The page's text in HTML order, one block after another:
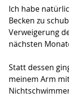
Ich habe
Becken zu
Verweigerung
nächsten
Statt dessen
meinem Arm